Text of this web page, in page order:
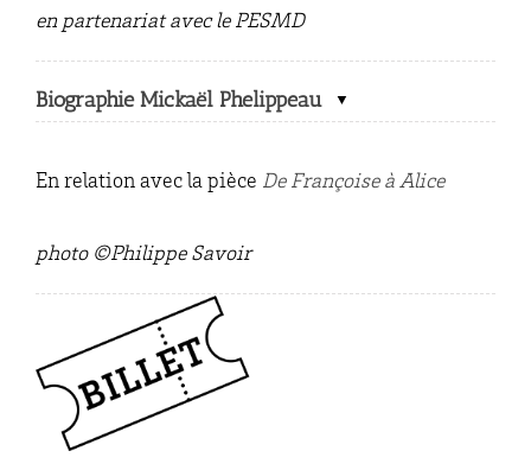
en partenariat avec le PESMD
Biographie Mickaël Phelippeau
En relation avec la pièce De Françoise à Alice
photo ©Philippe Savoir